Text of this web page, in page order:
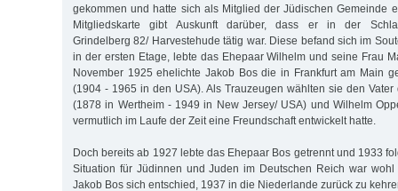
gekommen und hatte sich als Mitglied der Jüdischen Gemeinde
Mitgliedskarte gibt Auskunft darüber, dass er in der
Grindelberg 82/ Harvestehude tätig war. Diese befand sich im
in der ersten Etage, lebte das Ehepaar Wilhelm und seine Frau
November 1925 ehelichte Jakob Bos die in Frankfurt am Main
(1904 - 1965 in den USA). Als Trauzeugen wählten sie den
(1878 in Wertheim - 1949 in New Jersey/ USA) und Wilhelm
vermutlich im Laufe der Zeit eine Freundschaft entwickelt hatte.
Doch bereits ab 1927 lebte das Ehepaar Bos getrennt und 1933
Situation für Jüdinnen und Juden im Deutschen Reich war wohl
Jakob Bos sich entschied, 1937 in die Niederlande zurück zu